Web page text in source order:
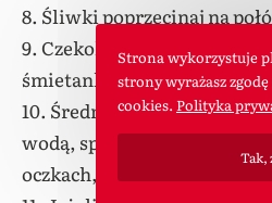
8. Śliwki poprzecinaj na
9. Czekoladę rozpuść w
śmietankę.
10. Średnią pomarańczę
wodą, sparz wrzątkiem,
oczkach, dodaj do czekolady,
Strona wykorzystuje
strony wyrażasz
cookies. Polityka
Tak,